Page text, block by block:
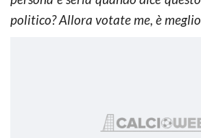
politico? Allora votate me, è